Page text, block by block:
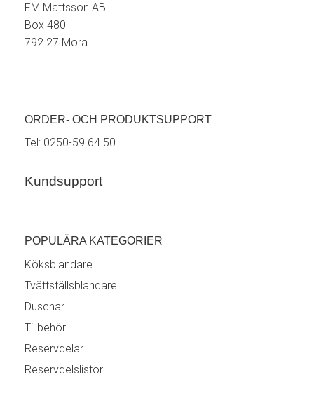
FM Mattsson AB
Box 480
792 27 Mora
ORDER- OCH PRODUKTSUPPORT
Tel: 0250-59 64 50
Kundsupport
POPULÄRA KATEGORIER
Köksblandare
Tvättställsblandare
Duschar
Tillbehör
Reservdelar
Reservdelslistor